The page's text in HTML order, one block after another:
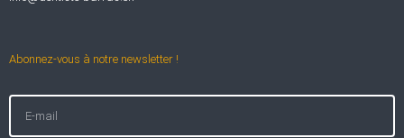
Abonnez-vous à notre newsletter !